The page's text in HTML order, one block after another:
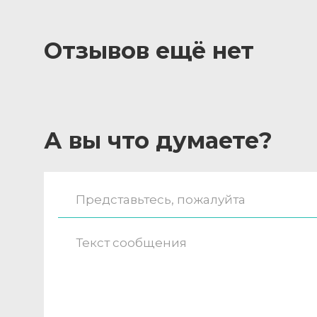
Отзывов ещё нет
А вы что думаете?